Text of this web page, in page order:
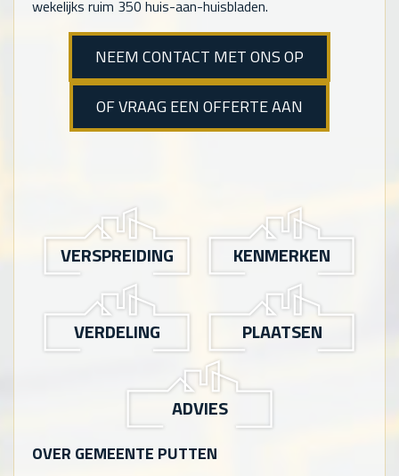
wekelijks ruim 350 huis-aan-huisbladen.
NEEM CONTACT MET ONS OP
OF VRAAG EEN OFFERTE AAN
VERSPREIDING KENMERKEN
VERDELING PLAATSEN
ADVIES
OVER GEMEENTE PUTTEN